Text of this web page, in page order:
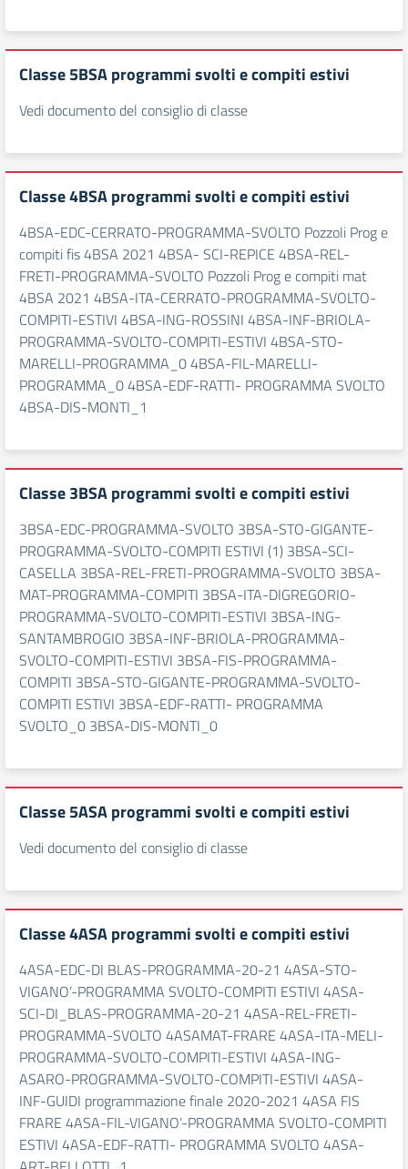
Classe 5BSA programmi svolti e compiti estivi
Vedi documento del consiglio di classe
Classe 4BSA programmi svolti e compiti estivi
4BSA-EDC-CERRATO-PROGRAMMA-SVOLTO Pozzoli Prog e
compiti fis 4BSA 2021 4BSA- SCI-REPICE 4BSA-REL-
FRETI-PROGRAMMA-SVOLTO Pozzoli Prog e compiti mat
4BSA 2021 4BSA-ITA-CERRATO-PROGRAMMA-SVOLTO-
COMPITI-ESTIVI 4BSA-ING-ROSSINI 4BSA-INF-BRIOLA-
PROGRAMMA-SVOLTO-COMPITI-ESTIVI 4BSA-STO-
MARELLI-PROGRAMMA_0 4BSA-FIL-MARELLI-
PROGRAMMA_0 4BSA-EDF-RATTI- PROGRAMMA SVOLTO
4BSA-DIS-MONTI_1
Classe 3BSA programmi svolti e compiti estivi
3BSA-EDC-PROGRAMMA-SVOLTO 3BSA-STO-GIGANTE-
PROGRAMMA-SVOLTO-COMPITI ESTIVI (1) 3BSA-SCI-
CASELLA 3BSA-REL-FRETI-PROGRAMMA-SVOLTO 3BSA-
MAT-PROGRAMMA-COMPITI 3BSA-ITA-DIGREGORIO-
PROGRAMMA-SVOLTO-COMPITI-ESTIVI 3BSA-ING-
SANTAMBROGIO 3BSA-INF-BRIOLA-PROGRAMMA-
SVOLTO-COMPITI-ESTIVI 3BSA-FIS-PROGRAMMA-
COMPITI 3BSA-STO-GIGANTE-PROGRAMMA-SVOLTO-
COMPITI ESTIVI 3BSA-EDF-RATTI- PROGRAMMA
SVOLTO_0 3BSA-DIS-MONTI_0
Classe 5ASA programmi svolti e compiti estivi
Vedi documento del consiglio di classe
Classe 4ASA programmi svolti e compiti estivi
4ASA-EDC-DI BLAS-PROGRAMMA-20-21 4ASA-STO-
VIGANO’-PROGRAMMA SVOLTO-COMPITI ESTIVI 4ASA-
SCI-DI_BLAS-PROGRAMMA-20-21 4ASA-REL-FRETI-
PROGRAMMA-SVOLTO 4ASAMAT-FRARE 4ASA-ITA-MELI-
PROGRAMMA-SVOLTO-COMPITI-ESTIVI 4ASA-ING-
ASARO-PROGRAMMA-SVOLTO-COMPITI-ESTIVI 4ASA-
INF-GUIDI programmazione finale 2020-2021 4ASA FIS
FRARE 4ASA-FIL-VIGANO’-PROGRAMMA SVOLTO-COMPITI
ESTIVI 4ASA-EDF-RATTI- PROGRAMMA SVOLTO 4ASA-